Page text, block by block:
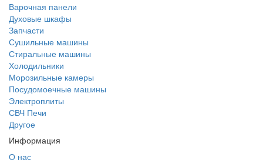
Варочная панели
Духовые шкафы
Запчасти
Сушильные машины
Стиральные машины
Холодильники
Морозильные камеры
Посудомоечные машины
Электроплиты
СВЧ Печи
Другое
Информация
О нас